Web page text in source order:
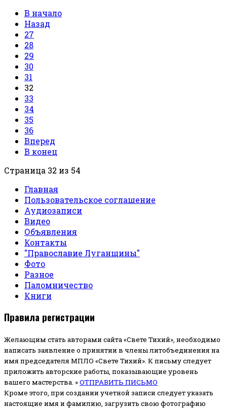
В начало
Назад
27
28
29
30
31
32
33
34
35
36
Вперед
В конец
Страница 32 из 54
Главная
Пользовательское соглашение
Аудиозаписи
Видео
Объявления
Контакты
"Православие Луганщины"
Фото
Разное
Паломничество
Книги
Правила регистрации
Желающим стать авторами сайта «Свете Тихий», необходимо
написать заявление о принятии в члены литобъединения на
имя председателя МПЛО «Свете Тихий». К письму следует
приложить авторские работы, показывающие уровень
вашего мастерства. »ОТПРАВИТЬ ПИСЬМО
Кроме этого, при создании учетной записи следует указать
настоящие имя и фамилию, загрузить свою фотографию